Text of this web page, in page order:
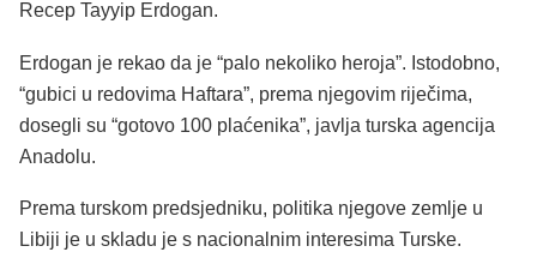
Recep Tayyip Erdogan.
Erdogan je rekao da je “palo nekoliko heroja”. Istodobno,
“gubici u redovima Haftara”, prema njegovim riječima,
dosegli su “gotovo 100 plaćenika”, javlja turska agencija
Anadolu.
Prema turskom predsjedniku, politika njegove zemlje u
Libiji je u skladu je s nacionalnim interesima Turske.